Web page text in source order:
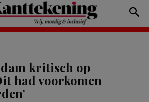
kritisch op
had voorkomen